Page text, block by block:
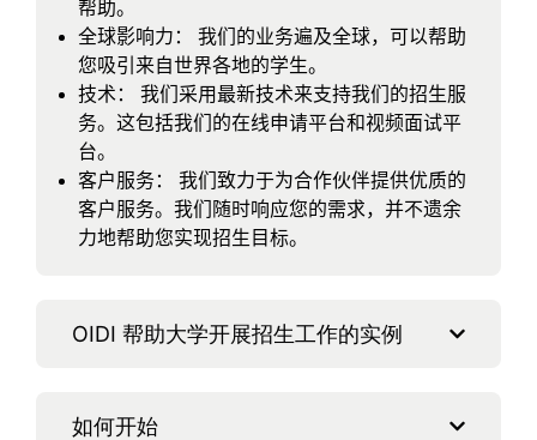
帮助。
全球影响力： 我们的业务遍及全球，可以帮助
您吸引来自世界各地的学生。
技术： 我们采用最新技术来支持我们的招生服
务。这包括我们的在线申请平台和视频面试平
台。
客户服务： 我们致力于为合作伙伴提供优质的
客户服务。我们随时响应您的需求，并不遗余
力地帮助您实现招生目标。
OIDI 帮助大学开展招生工作的实例
如何开始